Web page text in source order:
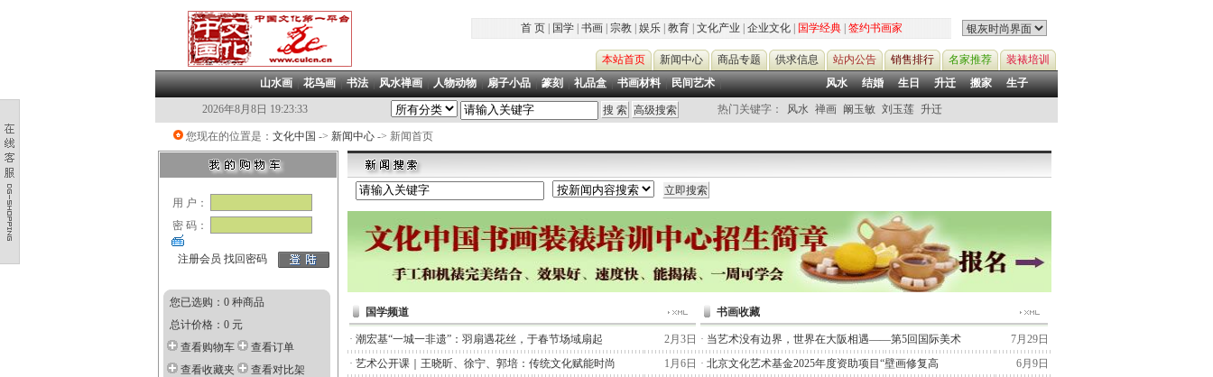
首 页| 国学| 书画| 宗教| 娱乐| 教育| 文化产业 企业文化| 国学经典| 签约书画家
本站首页 新闻中心 商品专题 供求信息 站内公告 销售排行 名家推荐
装裱培训
山水画|花鸟画|书法|风水禅画|人物动物|扇子小品|篆刻 |礼品盒|书画材料|民间艺术| 风水 结婚 生日 升迁 搬家 生子
2026年8月8日 19:23:33 热门关键字： 风水 禅画 阚玉敏 刘玉莲 升迁
您现在的位置是： 文化中国 -> 新闻中心 -> 新闻首页
用 户：
密 码：
注册会员 找回密码
您已选购：0 种商品
总计价格：0 元
查看购物车
查看订单
查看收藏夹
查看对比架
国学频道
· 潮宏基“一城一非遗”：羽扇遇花丝，于春节场域扇起
2月3日
· 艺术公开课｜王晓昕、徐宁、郭培：传统文化赋能时尚
1月6日
书画收藏
· 当艺术没有边界，世界在大阪相遇——第5回国际美术
7月29日
· 北京文化艺术基金2025年度资助项目“壁画修复高
6月9日